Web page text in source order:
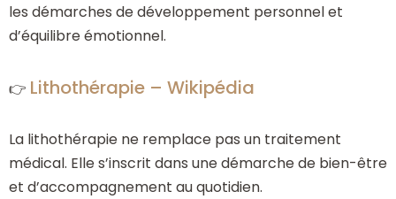
les démarches de développement personnel et
d’équilibre émotionnel.
👉 Lithothérapie – Wikipédia
La lithothérapie ne remplace pas un traitement
médical. Elle s’inscrit dans une démarche de bien-être
et d’accompagnement au quotidien.